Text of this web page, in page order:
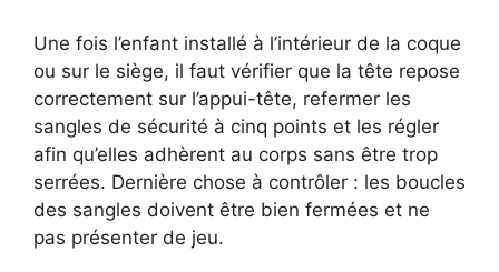
Une fois l’enfant installé à l’intérieur de la coque
ou sur le siège, il faut vérifier que la tête repose
correctement sur l’appui-tête, refermer les
sangles de sécurité à cinq points et les régler
afin qu’elles adhèrent au corps sans être trop
serrées. Dernière chose à contrôler : les boucles
des sangles doivent être bien fermées et ne
pas présenter de jeu.